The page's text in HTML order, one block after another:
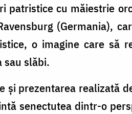
patristice cu măiestrie
(Germania),
o imagine care să
sau slăbi.
și prezentarea realizată
senectutea dintr-o